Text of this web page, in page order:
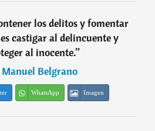
los delitos y fomentar
castigar al delincuente y
al inocente.”
Manuel Belgrano
WhatsApp Imagen